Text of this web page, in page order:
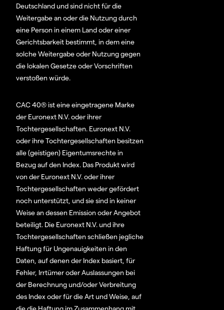
Deutschland und sind nicht für die
Weitergabe an oder die Nutzung durch
eine Person in einem Land oder einer
Gerichtsbarkeit bestimmt, in dem eine
solche Weitergabe oder Nutzung gegen
die lokalen Gesetze oder Vorschriften
verstoßen würde.
CAC 40® ist eine eingetragene Marke
der Euronext N.V. oder ihrer
Tochtergesellschaften. Euronext N.V.
oder ihre Tochtergesellschaften besitzen
alle (geistigen) Eigentumsrechte in
Bezug auf den Index. Das Produkt wird
von der Euronext N.V. oder ihrer
Tochtergesellschaften weder gefördert
noch unterstützt, und sie sind in keiner
Weise an dessen Emission oder Angebot
beteiligt. Die Euronext N.V. und ihre
Tochtergesellschaften schließen jegliche
Haftung für Ungenauigkeiten in den
Daten, auf denen der Index basiert, für
Fehler, Irrtümer oder Auslassungen bei
der Berechnung und/oder Verbreitung
des Index oder für die Art und Weise, auf